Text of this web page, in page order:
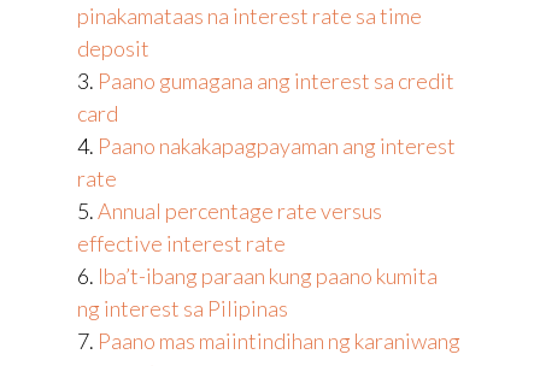
pinakamataas na interest rate sa time
deposit
3. Paano gumagana ang interest sa credit
card
4. Paano nakakapagpayaman ang interest
rate
5.Annual percentage rate versus
effective interest rate
6. Iba’t-ibang paraan kung paano kumita
ng interest sa Pilipinas
7. Paano mas maiintindihan ng karaniwang